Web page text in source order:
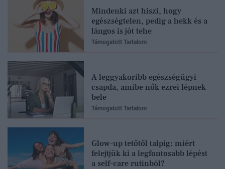
Mindenki azt hiszi, hogy
egészségtelen, pedig a hekk és a
lángos is jót tehe
Támogatott Tartalom
A leggyakoribb egészségügyi
csapda, amibe nők ezrei lépnek
bele
Támogatott Tartalom
Glow-up tetőtől talpig: miért
felejtjük ki a legfontosabb lépést
a self-care rutinból?